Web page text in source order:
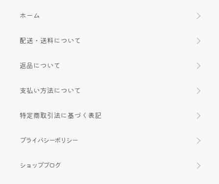
ホーム
配送・送料について
返品について
支払い方法について
特定商取引法に基づく表記
プライバシーポリシー
ショップブログ